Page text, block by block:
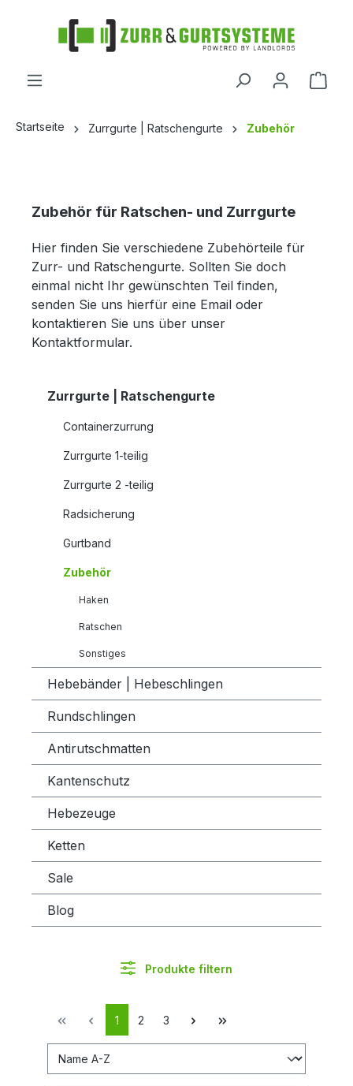
springen
Startseite Zurrgurte | Ratschengurte Zubehör
Zubehör für Ratschen- und Zurrgurte
Hier finden Sie verschiedene Zubehörteile für
Zurr- und Ratschengurte. Sollten Sie doch
einmal nicht Ihr gewünschten Teil finden,
senden Sie uns hierfür eine Email oder
kontaktieren Sie uns über unser
Kontaktformular.
Zurrgurte | Ratschengurte
Containerzurrung
Zurrgurte 1-teilig
Zurrgurte 2 -teilig
Radsicherung
Gurtband
Zubehör
Haken
Ratschen
Sonstiges
Hebebänder | Hebeschlingen
Rundschlingen
Antirutschmatten
Kantenschutz
Hebezeuge
Ketten
Sale
Blog
Produkte filtern
1 2 3